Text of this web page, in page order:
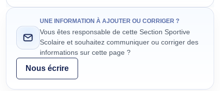
UNE INFORMATION À AJOUTER OU CORRIGER ?
Vous êtes responsable de cette Section Sportive
Scolaire et souhaitez communiquer ou corriger des
informations sur cette page ?
Nous écrire